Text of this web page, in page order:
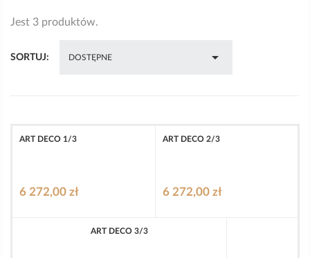
Jest 3 produktów.
SORTUJ: DOSTĘPNE 
ART DECO 1/3
6 272,00 zł
ART DECO 2/3
6 272,00 zł
ART DECO 3/3